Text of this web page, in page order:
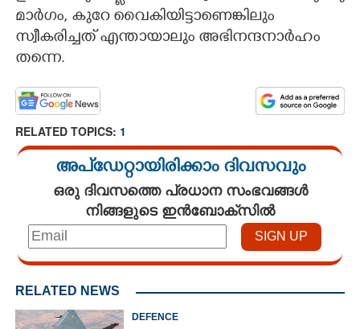
മാർഗം,​ കുറേ വൈകിയിട്ടാണെങ്കിലും
സ്വീകരിച്ചത് എന്തായാലും അഭിനന്ദനാർഹം
തന്നെ.
RELATED TOPICS: 1
അപ്ഡേറ്റായിരിക്കാം ദിവസവും
ഒരു ദിവസത്തെ പ്രധാന സംഭവങ്ങൾ
നിങ്ങളുടെ ഇൻബോക്സിൽ
RELATED NEWS
DEFENCE